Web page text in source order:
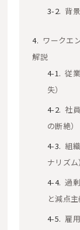
背
ワークエ
解説
従
失）
社
の断絶）
組
ナリズム
過
と減点
雇